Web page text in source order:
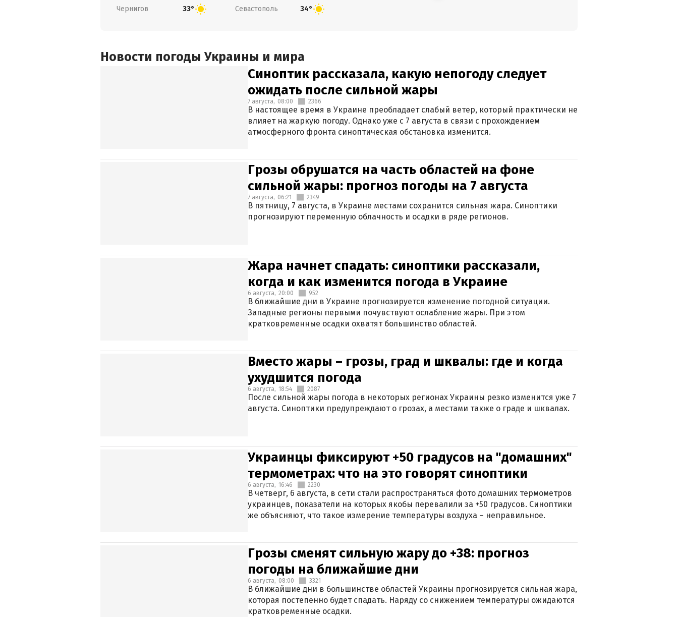
Чернигов 33° Севастополь 34°
Новости погоды Украины и мира
Синоптик рассказала, какую непогоду следует
ожидать после сильной жары
7 августа, 08:00 2366
В настоящее время в Украине преобладает слабый ветер, который практически не
влияет на жаркую погоду. Однако уже с 7 августа в связи с прохождением
атмосферного фронта синоптическая обстановка изменится.
Грозы обрушатся на часть областей на фоне
сильной жары: прогноз погоды на 7 августа
7 августа, 06:21 2349
В пятницу, 7 августа, в Украине местами сохранится сильная жара. Синоптики
прогнозируют переменную облачность и осадки в ряде регионов.
Жара начнет спадать: синоптики рассказали,
когда и как изменится погода в Украине
6 августа, 20:00 952
В ближайшие дни в Украине прогнозируется изменение погодной ситуации.
Западные регионы первыми почувствуют ослабление жары. При этом
кратковременные осадки охватят большинство областей.
Вместо жары – грозы, град и шквалы: где и когда
ухудшится погода
6 августа, 18:54 2087
После сильной жары погода в некоторых регионах Украины резко изменится уже 7
августа. Синоптики предупреждают о грозах, а местами также о граде и шквалах.
Украинцы фиксируют +50 градусов на "домашних"
термометрах: что на это говорят синоптики
6 августа, 16:46 2230
В четверг, 6 августа, в сети стали распространяться фото домашних термометров
украинцев, показатели на которых якобы перевалили за +50 градусов. Синоптики
же объясняют, что такое измерение температуры воздуха – неправильное.
Грозы сменят сильную жару до +38: прогноз
погоды на ближайшие дни
6 августа, 08:00 3321
В ближайшие дни в большинстве областей Украины прогнозируется сильная жара,
которая постепенно будет спадать. Наряду со снижением температуры ожидаются
кратковременные осадки.